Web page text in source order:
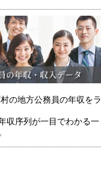
の地方公務員の年収をラ
収序列が一目でわかる一